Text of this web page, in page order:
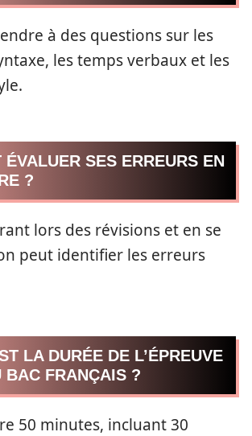
à des questions sur les
les temps verbaux et les
ÉVALUER SES ERREURS EN
?
lors des révisions et en se
peut identifier les erreurs
LA DURÉE DE L’ÉPREUVE
BAC FRANÇAIS ?
50 minutes, incluant 30